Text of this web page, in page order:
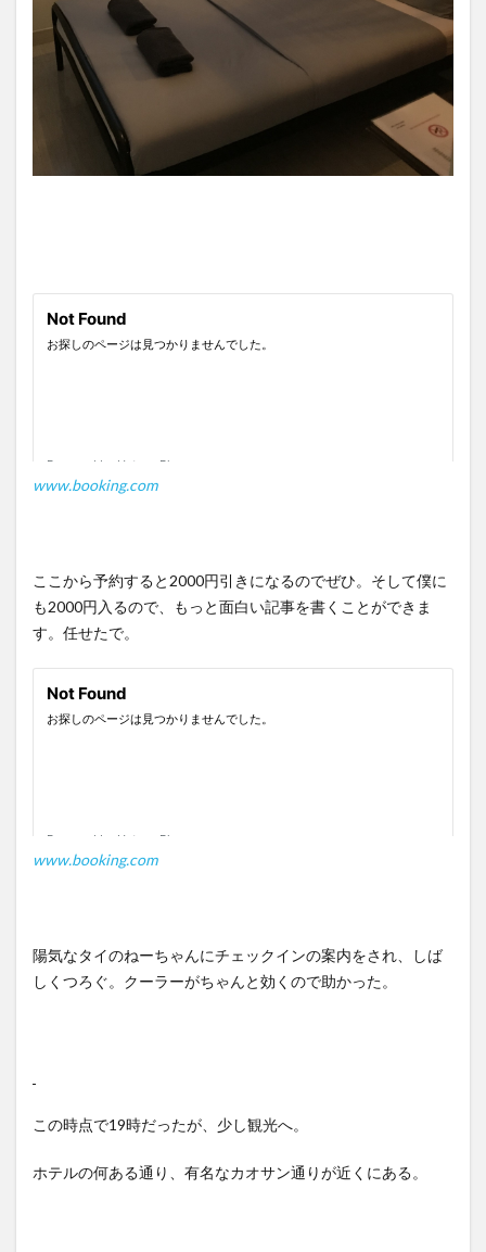
www.booking.com
ここから予約すると2000円引きになるのでぜひ。そして僕に
も2000円入るので、もっと面白い記事を書くことができま
す。任せたで。
www.booking.com
陽気なタイのねーちゃんにチェックインの案内をされ、しば
しくつろぐ。クーラーがちゃんと効くので助かった。
この時点で19時だったが、少し観光へ。
ホテルの何ある通り、有名なカオサン通りが近くにある。